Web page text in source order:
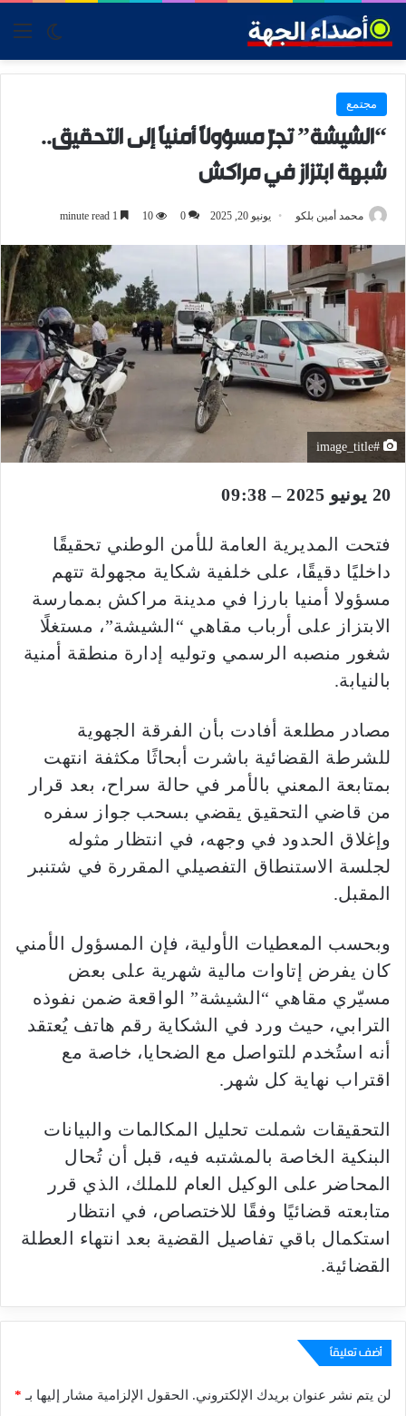
skin
مجتمع
“الشيشة” تجرّ مسؤولًا أمنيًا إلى التحقيق..
شبهة ابتزاز في مراكش
محمد أمين بلكو يونيو 20, 2025 0
10
#image_title
20 يونيو 2025 – 09:38
فتحت المديرية العامة للأمن الوطني تحقيقًا
داخليًا دقيقًا، على خلفية شكاية مجهولة تتهم
مسؤولا أمنيا بارزا في مدينة مراكش بممارسة
الابتزاز على أرباب مقاهي “الشيشة”، مستغلًا
شغور منصبه الرسمي وتوليه إدارة منطقة أمنية
بالنيابة.
مصادر مطلعة أفادت بأن الفرقة الجهوية
للشرطة القضائية باشرت أبحاثًا مكثفة انتهت
بمتابعة المعني بالأمر في حالة سراح، بعد قرار
من قاضي التحقيق يقضي بسحب جواز سفره
وإغلاق الحدود في وجهه، في انتظار مثوله
لجلسة الاستنطاق التفصيلي المقررة في شتنبر
المقبل.
وبحسب المعطيات الأولية، فإن المسؤول الأمني
كان يفرض إتاوات مالية شهرية على بعض
مسيّري مقاهي “الشيشة” الواقعة ضمن نفوذه
الترابي، حيث ورد في الشكاية رقم هاتف يُعتقد
أنه استُخدم للتواصل مع الضحايا، خاصة مع
اقتراب نهاية كل شهر.
التحقيقات شملت تحليل المكالمات والبيانات
البنكية الخاصة بالمشتبه فيه، قبل أن تُحال
المحاضر على الوكيل العام للملك، الذي قرر
متابعته قضائيًا وفقًا للاختصاص، في انتظار
استكمال باقي تفاصيل القضية بعد انتهاء العطلة
القضائية.
أضف تعليقاً
لن يتم نشر عنوان بريدك الإلكتروني. الحقول الإلزامية مشار إليها بـ *